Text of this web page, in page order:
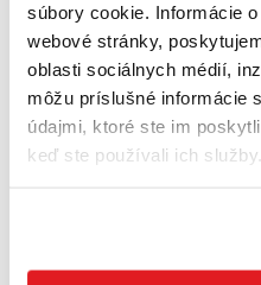
súbory cookie. Informácie
webové stránky,
oblasti sociálnych médií,
môžu príslušné informácie
údajmi, ktoré ste im
keď ste používali ich služby.